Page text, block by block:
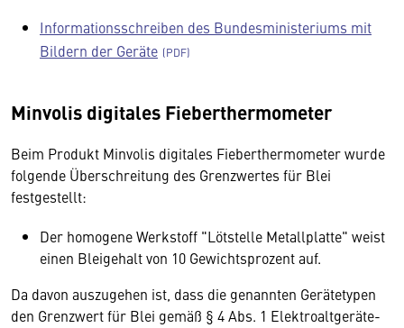
Informationsschreiben des Bundesministeriums mit
Bildern der Geräte
Minvolis digitales Fieberthermometer
Beim Produkt Minvolis digitales Fieberthermometer wurde
folgende Überschreitung des Grenzwertes für Blei
festgestellt:
Der homogene Werkstoff "Lötstelle Metallplatte" weist
einen Bleigehalt von 10 Gewichtsprozent auf.
Da davon auszugehen ist, dass die genannten Gerätetypen
den Grenzwert für Blei gemäß § 4 Abs. 1 Elektroaltgeräte-